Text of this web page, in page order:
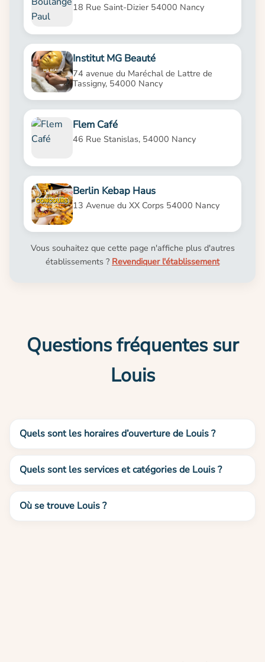
18 Rue Saint-Dizier 54000 Nancy
Institut MG Beauté
74 avenue du Maréchal de Lattre de
Tassigny, 54000 Nancy
Flem Café
46 Rue Stanislas, 54000 Nancy
Berlin Kebap Haus
13 Avenue du XX Corps 54000 Nancy
Vous souhaitez que cette page n'affiche plus d'autres
établissements ? Revendiquer l'établissement
Questions fréquentes sur
Louis
Quels sont les horaires d’ouverture de Louis ?
Quels sont les services et catégories de Louis ?
Où se trouve Louis ?